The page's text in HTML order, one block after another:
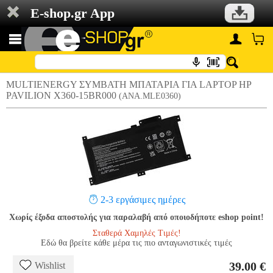
E-shop.gr App
MULTIENERGY ΣΥΜΒΑΤΗ ΜΠΑΤΑΡΙΑ ΓΙΑ LAPTOP HP
PAVILION X360-15BR000 (ANA.MLE0360)
2-3 εργάσιμες ημέρες
Χωρίς έξοδα αποστολής για παραλαβή από οποιοδήποτε eshop point!
Σταθερά Χαμηλές Τιμές!
Εδώ θα βρείτε κάθε μέρα τις πιο ανταγωνιστικές τιμές
Wishlist 39.00 €